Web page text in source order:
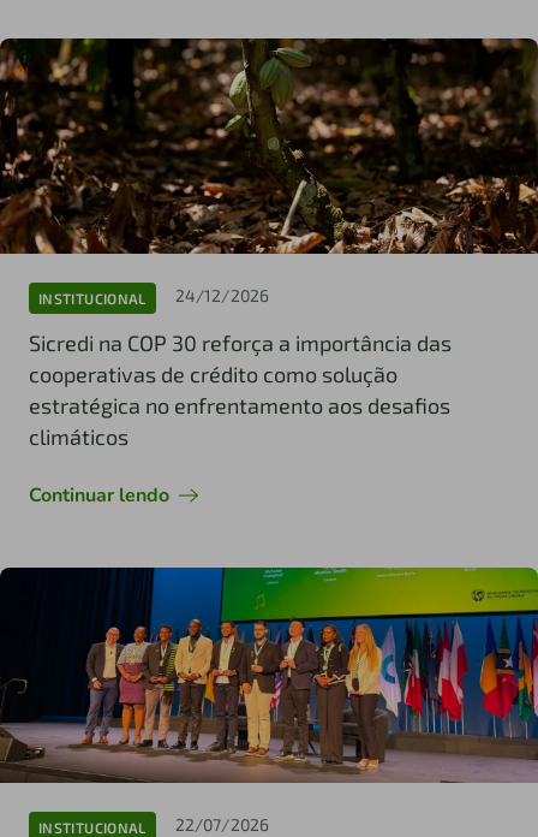
INSTITUCIONAL 24/12/2026
Sicredi na COP 30 reforça a importância das
cooperativas de crédito como solução
estratégica no enfrentamento aos desafios
climáticos
Continuar lendo
INSTITUCIONAL 22/07/2026